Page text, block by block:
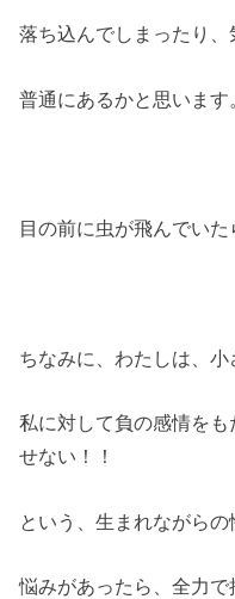
落ち込んでしまったり
普通にあるかと思います
目の前に虫が飛んでいた
ちなみに、わたしは、小
私に対して負の感情を
せない！！
という、生まれながらの
悩みがあったら、全力で